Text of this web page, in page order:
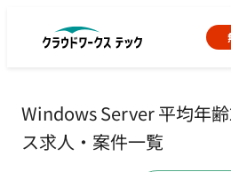
Windows Server 平均年
ス求人・案件一覧